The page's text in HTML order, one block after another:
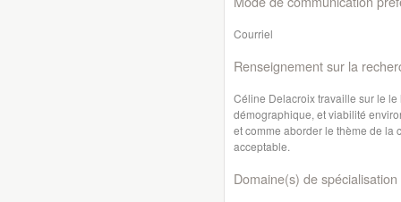
Courriel
Renseignement sur la
Céline Delacroix travaille sur le
démographique, et viabilité
et comme aborder le thème de la
acceptable.
Domaine(s) de spécialisation